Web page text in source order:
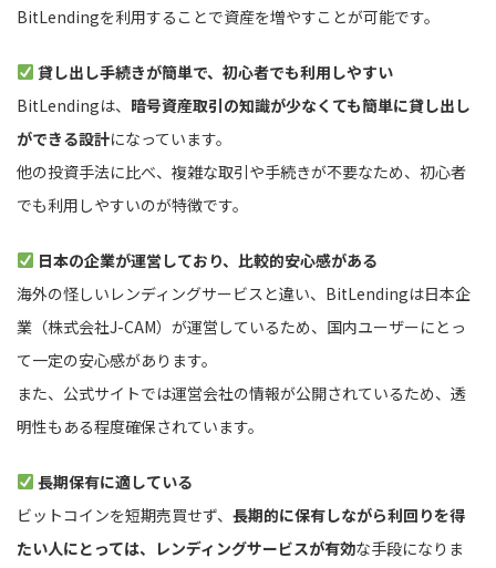
BitLendingを利用することで資産を増やすことが可能です。
貸し出し手続きが簡単で、初心者でも利用しやすい
BitLendingは、 暗号資産取引の知識が少なくても簡単に貸し出し
ができる設計になっています。
他の投資手法に比べ、複雑な取引や手続きが不要なため、初心者
でも利用しやすいのが特徴です。
日本の企業が運営しており、比較的安心感がある
海外の怪しいレンディングサービスと違い、BitLendingは日本企
業（株式会社J-CAM）が運営しているため、国内ユーザーにとっ
て一定の安心感があります。
また、公式サイトでは運営会社の情報が公開されているため、透
明性もある程度確保されています。
長期保有に適している
ビットコインを短期売買せず、 長期的に保有しながら利回りを得
たい人にとっては、レンディングサービスが有効な手段になりま